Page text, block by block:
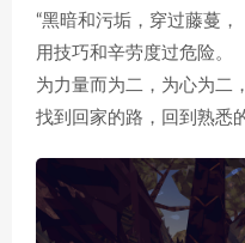
“黑暗和污垢，穿过藤蔓，
用技巧和辛劳度过危险。
为力量而为二，为心为二，
找到回家的路，回到熟悉